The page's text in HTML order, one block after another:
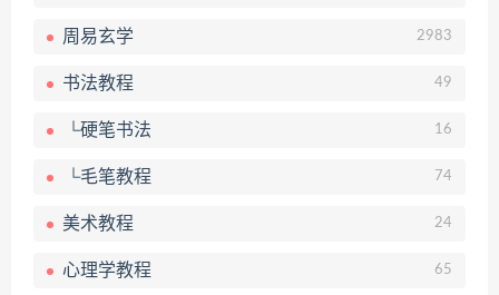
周易玄学 2983
书法教程 49
└硬笔书法 16
└毛笔教程 74
美术教程 24
心理学教程 65